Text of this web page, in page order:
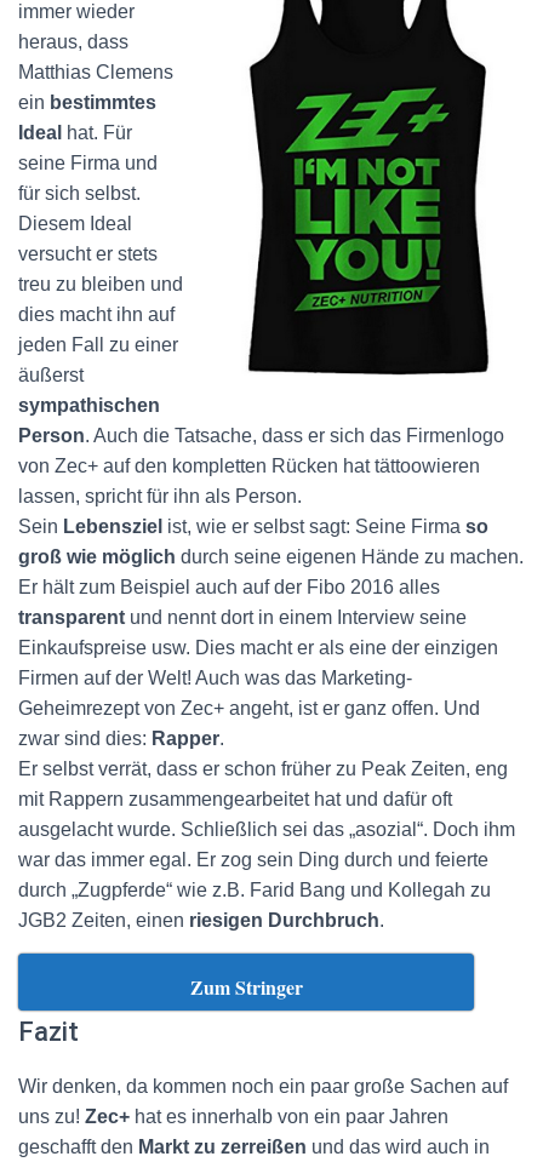
immer wieder
heraus, dass
Matthias Clemens
ein bestimmtes
Ideal hat. Für
seine Firma und
für sich selbst.
Diesem Ideal
versucht er stets
treu zu bleiben und
dies macht ihn auf
jeden Fall zu einer
äußerst
sympathischen
Person. Auch die Tatsache, dass er sich das Firmenlogo
von Zec+ auf den kompletten Rücken hat tättoowieren
lassen, spricht für ihn als Person.
Sein Lebensziel ist, wie er selbst sagt: Seine Firma so
groß wie möglich durch seine eigenen Hände zu machen.
Er hält zum Beispiel auch auf der Fibo 2016 alles
transparent und nennt dort in einem Interview seine
Einkaufspreise usw. Dies macht er als eine der einzigen
Firmen auf der Welt! Auch was das Marketing-
Geheimrezept von Zec+ angeht, ist er ganz offen. Und
zwar sind dies: Rapper.
Er selbst verrät, dass er schon früher zu Peak Zeiten, eng
mit Rappern zusammengearbeitet hat und dafür oft
ausgelacht wurde. Schließlich sei das „asozial“. Doch ihm
war das immer egal. Er zog sein Ding durch und feierte
durch „Zugpferde“ wie z.B. Farid Bang und Kollegah zu
JGB2 Zeiten, einen riesigen Durchbruch.
Zum Stringer
Fazit
Wir denken, da kommen noch ein paar große Sachen auf
uns zu! Zec+ hat es innerhalb von ein paar Jahren
geschafft den Markt zu zerreißen und das wird auch in